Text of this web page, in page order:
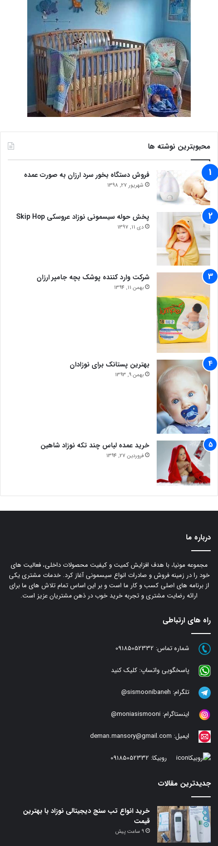
محبوبترین نوشته ها
فروش دستگاه بخور سرد ارزان به صورت عمده
شهریور 27, 1398
پخش حوله سیسمونی نوزاد عروسکی Skip Hop
دی 11, 1397
شرکت وارد کننده پوشک بچه جامپر ارزان
بهمن 11, 1394
بهترین پستانک برای نوزادان
بهمن 9, 1393
خرید عمده لباس چند تکه نوزاد شاهین
فروردین 27, 1394
درباره ما
مجموعه مونیا، با هدف افزایش کمیت و کیفیت محصولات داخلی، فعالیت های
خود را در زمینه فروش و صادرات انواع سیسمونی آغاز کرد. خدمات مشتری یکی
از برنامه های اصلی کسب و کار ما است و بر این اساس تمام تلاش های ما برای
ارائه رضایت مشتری و تجربه خرید خوب در ذهن مشتریان عزیز است.
راه های ارتباطی
شماره تماس: 09185052332
پاسخگویی واتساپ: کلیک کنید
تلگرام: sismoonibaneh@
اینستاگرام: moniasismooni@
ایمیل: deman.mansory@gmail.com
روبیکا: 09185052332
جدیدترین مقالات
خرید انواع تب سنج دیجیتالی نوزاد با بهترین
قیمت
9 ساعت پیش